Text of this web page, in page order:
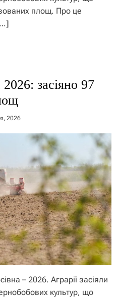
площ. Про це
засіяно 97
2026
– 2026. Аграрії засіяли
культур, що